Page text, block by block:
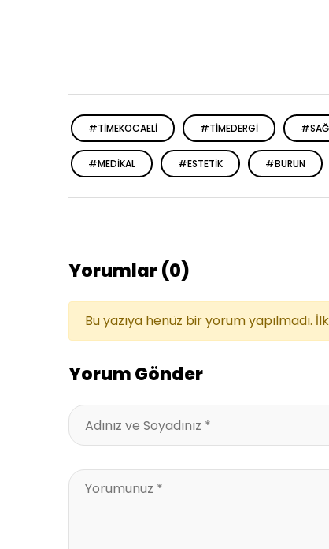
#TIMEKOCAELI #TIMEDERGI
#MEDIKAL #ESTETIK #BURUN
Yorumlar (0)
Bu yazıya henüz bir yorum yapılmadı.
Yorum Gönder